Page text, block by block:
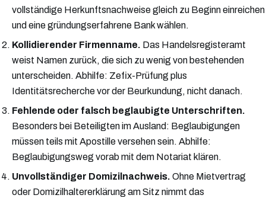
vollständige Herkunftsnachweise gleich zu Beginn einreichen
und eine gründungserfahrene Bank wählen.
Kollidierender Firmenname. Das Handelsregisteramt
weist Namen zurück, die sich zu wenig von bestehenden
unterscheiden. Abhilfe: Zefix-Prüfung plus
Identitätsrecherche vor der Beurkundung, nicht danach.
Fehlende oder falsch beglaubigte Unterschriften.
Besonders bei Beteiligten im Ausland: Beglaubigungen
müssen teils mit Apostille versehen sein. Abhilfe:
Beglaubigungsweg vorab mit dem Notariat klären.
Unvollständiger Domizilnachweis. Ohne Mietvertrag
oder Domizilhaltererklärung am Sitz nimmt das